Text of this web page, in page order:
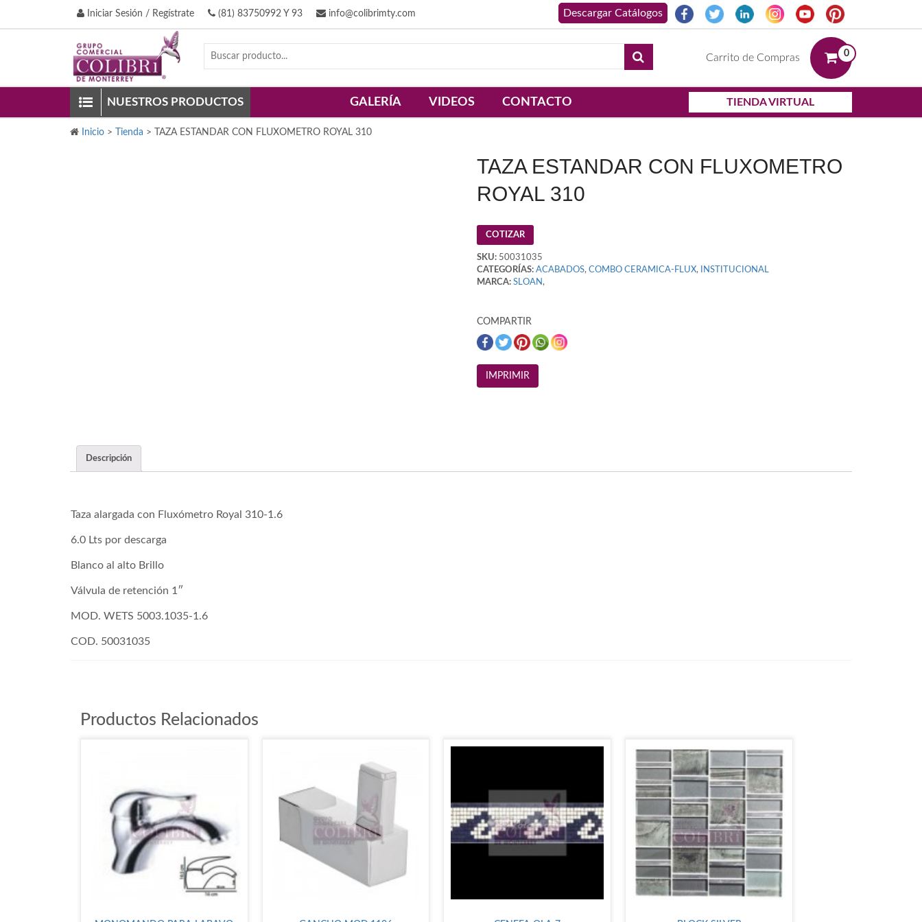
Iniciar Sesión / Regístrate (81) 83750992 Y 93 info@colibrimty.com
Carrito de Compras 0
NUESTROS PRODUCTOS GALERÍA VIDEOS CONTACTO TIENDA VIRTUAL
Inicio > Tienda > TAZA ESTANDAR CON FLUXOMETRO ROYAL 310
TAZA ESTANDAR CON FLUXOMETRO
ROYAL 310
COTIZAR
SKU:50031035
CATEGORÍAS: ACABADOS, COMBO CERAMICA-FLUX,
INSTITUCIONAL
MARCA: SLOAN,
COMPARTIR
Descripción
Taza alargada con Fluxómetro Royal 310-1.6
6.0 Lts por descarga
Blanco al alto Brillo
Válvula de retención 1″
MOD. WETS 5003.1035-1.6
COD. 50031035
Productos Relacionados